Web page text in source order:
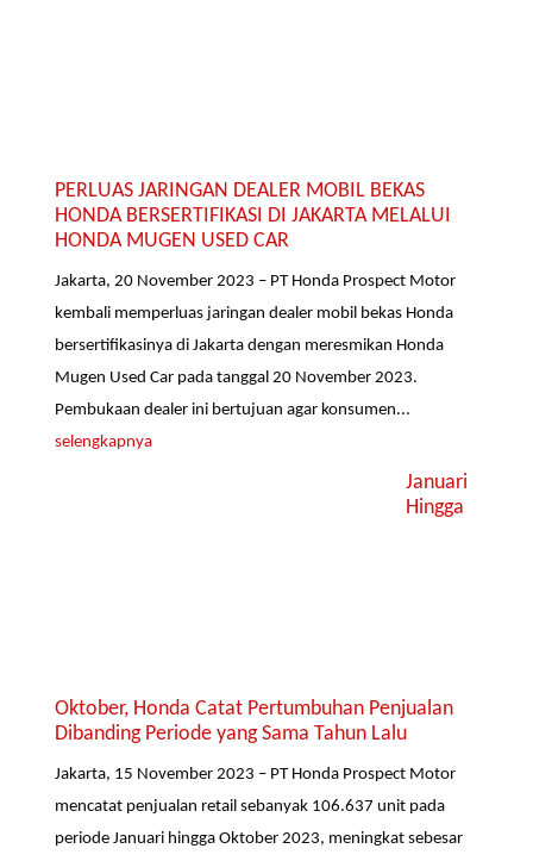
PERLUAS JARINGAN DEALER MOBIL BEKAS
HONDA BERSERTIFIKASI DI JAKARTA MELALUI
HONDA MUGEN USED CAR
Jakarta, 20 November 2023 – PT Honda Prospect Motor
kembali memperluas jaringan dealer mobil bekas Honda
bersertifikasinya di Jakarta dengan meresmikan Honda
Mugen Used Car pada tanggal 20 November 2023.
Pembukaan dealer ini bertujuan agar konsumen...
selengkapnya
Januari
Hingga
Oktober, Honda Catat Pertumbuhan Penjualan
Dibanding Periode yang Sama Tahun Lalu
Jakarta, 15 November 2023 – PT Honda Prospect Motor
mencatat penjualan retail sebanyak 106.637 unit pada
periode Januari hingga Oktober 2023, meningkat sebesar